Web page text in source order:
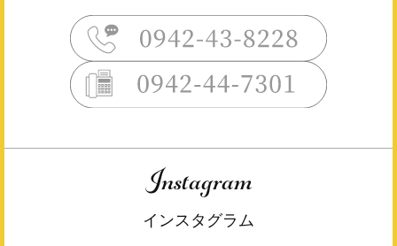
Instagram
インスタグラム